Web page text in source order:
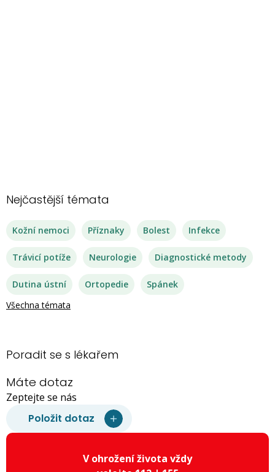
Nejčastější témata
Kožní nemoci Příznaky Bolest Infekce
Trávicí potíže Neurologie Diagnostické metody
Dutina ústní Ortopedie
Spánek
Všechna témata
Poradit se s lékařem
Máte dotaz
Zeptejte se nás
Položit dotaz
V ohrožení života vždy